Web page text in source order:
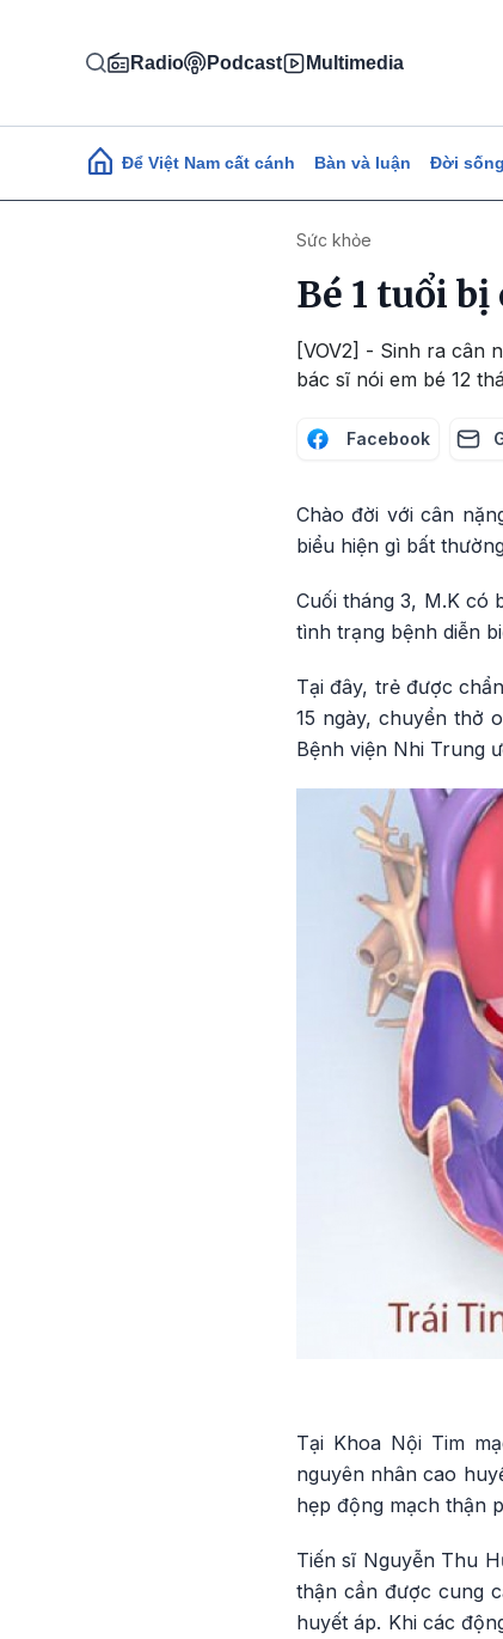
Radio Podcast Multimedia
Main navigation
Để Việt Nam cất cánh Bàn và luận Đời
Sức khỏe
Bé 1 tuổi
[VOV2] - Sinh ra cân
bác sĩ nói em bé 12
Facebook
Chào đời với cân
biểu hiện gì bất
Cuối tháng 3, M.K có
tình trạng bệnh diễn
Tại đây, trẻ được
15 ngày, chuyển thở
Bệnh viện Nhi Trung
Tại Khoa Nội Tim
nguyên nhân cao
hẹp động mạch thận
Tiến sĩ Nguyễn Thu
thận cần được cung
huyết áp. Khi các